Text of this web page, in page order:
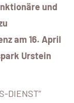
und
am 16. April
Urstein
DIENST”